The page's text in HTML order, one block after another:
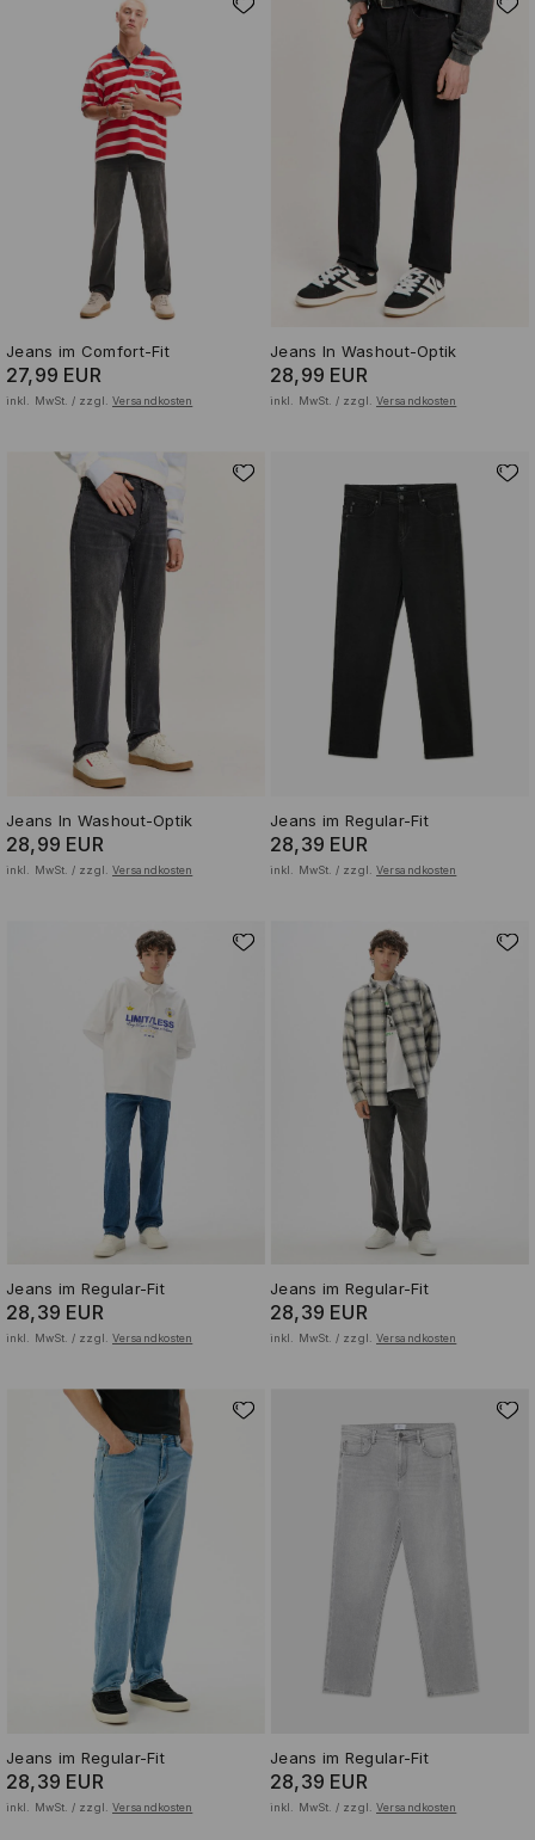
Jeans im Comfort-Fit
27,99 EUR
inkl. MwSt. / zzgl. Versandkosten
Jeans In Washout-Optik
28,99 EUR
inkl. MwSt. / zzgl. Versandkosten
Jeans In Washout-Optik
28,99 EUR
inkl. MwSt. / zzgl. Versandkosten
Jeans im Regular-Fit
28,39 EUR
inkl. MwSt. / zzgl. Versandkosten
Jeans im Regular-Fit
28,39 EUR
inkl. MwSt. / zzgl. Versandkosten
Jeans im Regular-Fit
28,39 EUR
inkl. MwSt. / zzgl. Versandkosten
Jeans im Regular-Fit
28,39 EUR
inkl. MwSt. / zzgl. Versandkosten
Jeans im Regular-Fit
28,39 EUR
inkl. MwSt. / zzgl. Versandkosten